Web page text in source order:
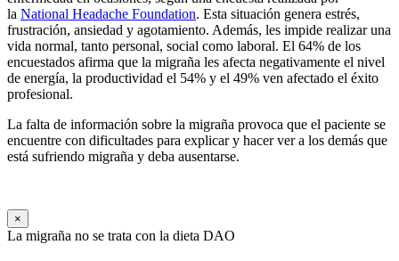
la National Headache Foundation. Esta situación genera estrés,
frustración, ansiedad y agotamiento. Además, les impide realizar una
vida normal, tanto personal, social como laboral. El 64% de los
encuestados afirma que la migraña les afecta negativamente el nivel
de energía, la productividad el 54% y el 49% ven afectado el éxito
profesional.
La falta de información sobre la migraña provoca que el paciente se
encuentre con dificultades para explicar y hacer ver a los demás que
está sufriendo migraña y deba ausentarse.
×
La migraña no se trata con la dieta DAO